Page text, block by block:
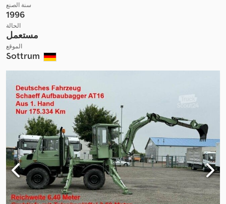
سنة الصنع
1996
الحالة
مستعمل
الموقع
Sottrum